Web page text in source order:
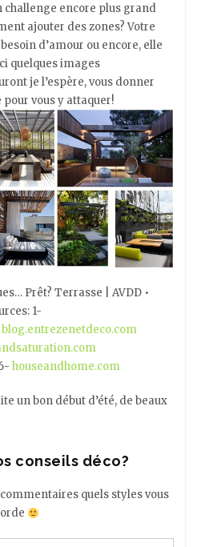
challenge encore plus grand
ajouter des zones? Votre
d’amour ou encore, elle
quelques images
je l’espère, vous donner
vous y attaquer!
Prêt? Terrasse | AVDD •
1-
blog.entrezenetdeco.com
houseandhome.com
un bon début d’été, de beaux
conseils déco?
quels styles vous